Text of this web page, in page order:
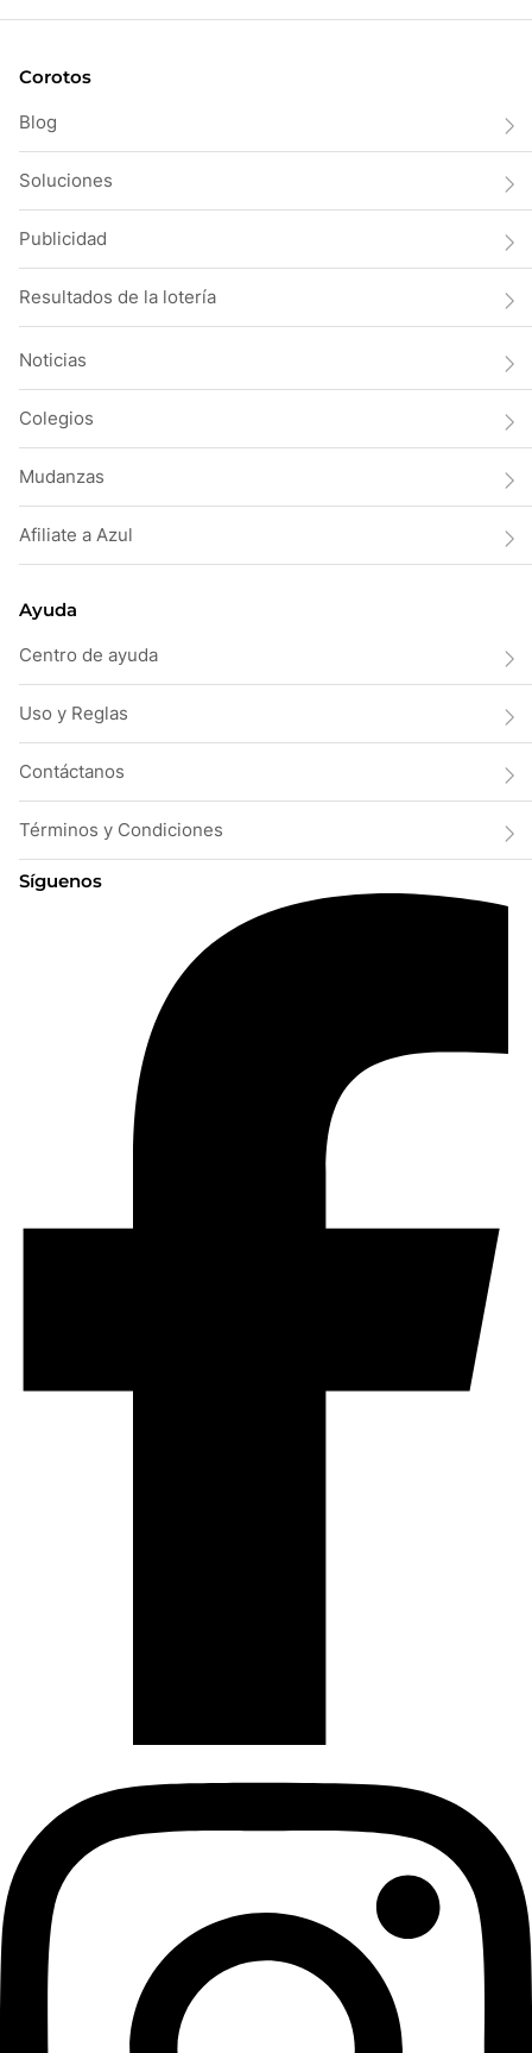
Corotos
Blog
Soluciones
Publicidad
Resultados de la lotería
Noticias
Colegios
Mudanzas
Afiliate a Azul
Ayuda
Centro de ayuda
Uso y Reglas
Contáctanos
Términos y Condiciones
Síguenos